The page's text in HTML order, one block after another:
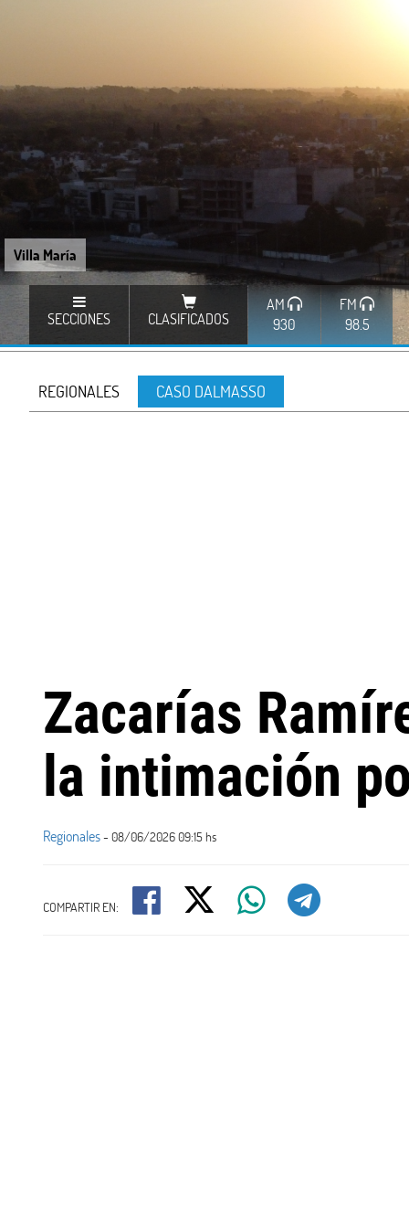
Villa María
SECCIONES CLASIFICADOS
AM
930
FM
98.5
REGIONALES CASO DALMASSO
Zacarías
la intimación
Regionales- 08/06/2026 09:15 hs
COMPARTIR EN: